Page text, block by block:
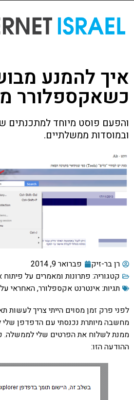
איך להמנע
כשאקספלורר
והפעם פוסט מיוחד למתכנתים
ובמוסדות ממשלתיים.
רן בר-זיק
פברואר 9, 2014
קטגוריה: פתרונות ומאמרים על פיתוח
תגיות:אינטרנט אקספלורר,האחראי
לפני פרק זמן מסוים הייתי צריך לעשות
מחשבה מיותרת נכנסתי עם הדפדפן שלי
ממנת לשלוח את הפרטים שלי לממשלה.
ההודעה הזו: